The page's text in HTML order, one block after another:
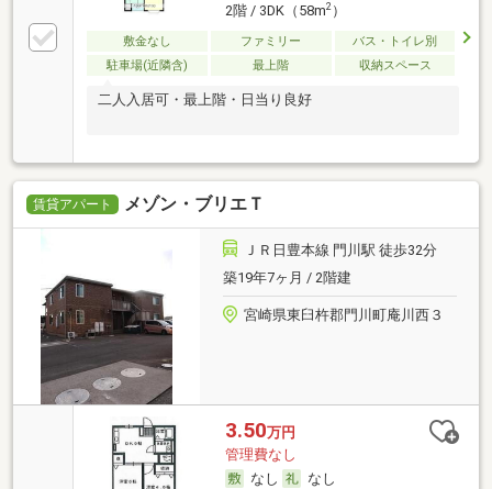
2階 / 3DK（58m2）
敷金なし ファミリー
バス・トイレ別
駐車場(近隣含)
最上階 収納スペース
二人入居可・最上階・日当り良好
賃貸アパート メゾン・ブリエＴ
ＪＲ日豊本線 門川駅 徒歩32分
築19年7ヶ月 / 2階建
宮崎県東臼杵郡門川町庵川西３
3.50万円
管理費なし
なし
なし